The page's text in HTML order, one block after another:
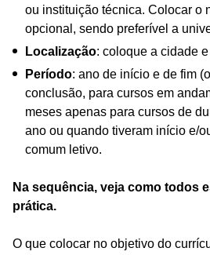
ou instituição técnica. Colocar o
opcional, sendo preferível a
Localização: coloque a cidade
Período: ano de início e de fim
conclusão, para cursos em
meses apenas para cursos de
ano ou quando tiveram início e/
comum letivo.
Na sequência, veja como todos
prática.
O que colocar no objetivo do